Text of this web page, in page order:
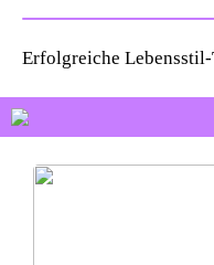
Erfolgreiche